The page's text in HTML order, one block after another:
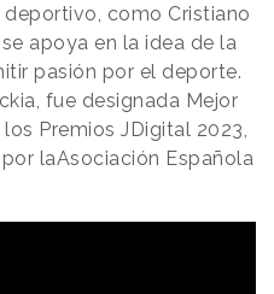
como Cristiano
apoya en la idea de la
pasión por el deporte.
fue designada Mejor
Premios JDigital 2023,
laAsociación Española